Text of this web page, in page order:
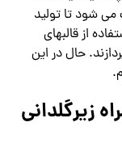
شود تا تولید
از قالبهای
حال در این
زیرگلدانی